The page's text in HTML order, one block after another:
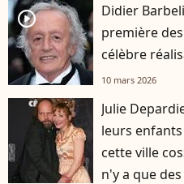
player2
Didier
première
célèbre
10 mars 2026
Julie
leurs
cette ville
n'y a que